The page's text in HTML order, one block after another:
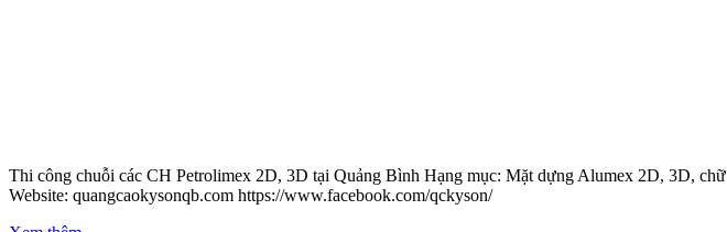
Thi công chuỗi các CH Petrolimex 2D, 3D tại Quảng Bình Hạng mục: Mặt dựng Alumex 2D, 3D,
Website: quangcaokysonqb.com https://www.facebook.com/qckyson/